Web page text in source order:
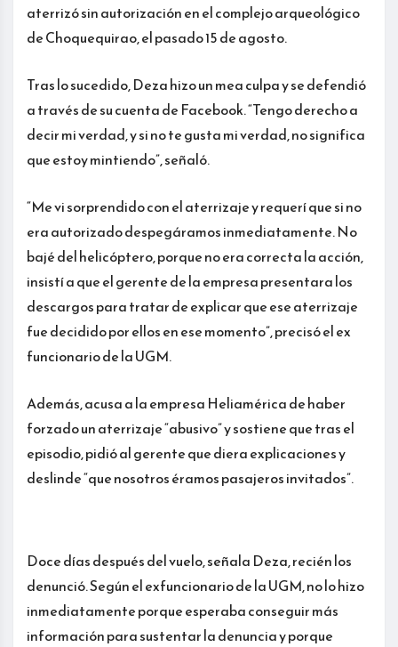
aterrizó sin autorización en el complejo arqueológico
de Choquequirao, el pasado 15 de agosto.
Tras lo sucedido, Deza hizo un mea culpa y se defendió
a través de su cuenta de Facebook. “Tengo derecho a
decir mi verdad, y si no te gusta mi verdad, no significa
que estoy mintiendo”, señaló.
“Me vi sorprendido con el aterrizaje y requerí que si no
era autorizado despegáramos inmediatamente. No
bajé del helicóptero, porque no era correcta la acción,
insistí a que el gerente de la empresa presentara los
descargos para tratar de explicar que ese aterrizaje
fue decidido por ellos en ese momento”, precisó el ex
funcionario de la UGM.
Además, acusa a la empresa Heliamérica de haber
forzado un aterrizaje “abusivo” y sostiene que tras el
episodio, pidió al gerente que diera explicaciones y
deslinde “que nosotros éramos pasajeros invitados”.
Doce días después del vuelo, señala Deza, recién los
denunció. Según el exfuncionario de la UGM, no lo hizo
inmediatamente porque esperaba conseguir más
información para sustentar la denuncia y porque